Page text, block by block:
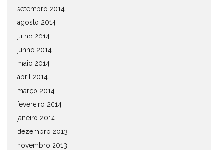
setembro 2014
agosto 2014
julho 2014
junho 2014
maio 2014
abril 2014
março 2014
fevereiro 2014
janeiro 2014
dezembro 2013
novembro 2013